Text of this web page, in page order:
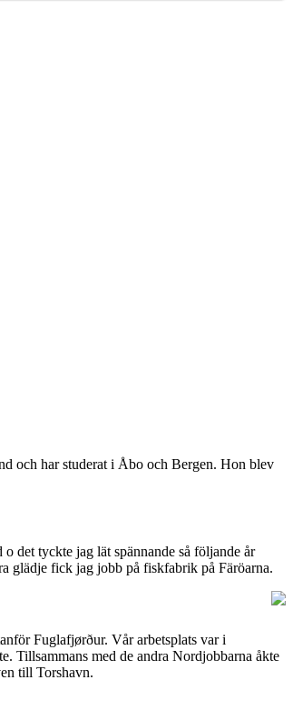
och har studerat i Åbo och Bergen. Hon blev
det tyckte jag lät spännande så följande år
glädje fick jag jobb på fiskfabrik på Färöarna.
Fuglafjørður. Vår arbetsplats var i
Tillsammans med de andra Nordjobbarna åkte
till Torshavn.